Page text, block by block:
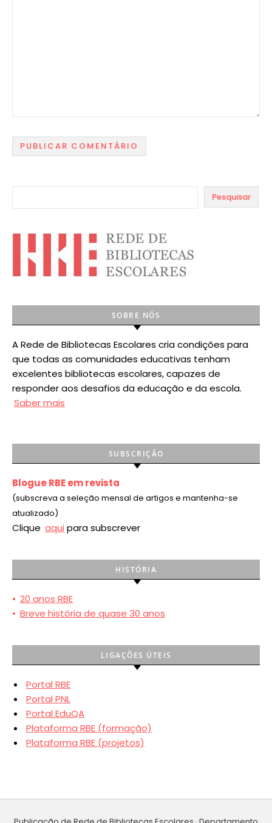
Pesquisar
SOBRE NÓS
A Rede de Bibliotecas Escolares cria condições para
que todas as comunidades educativas tenham
excelentes bibliotecas escolares, capazes de
responder aos desafios da educação e da escola.
Saber mais
SUBSCRIÇÃO
Blogue RBE em revista
(subscreva a seleção mensal de artigos e mantenha-se
atualizado)
Clique aqui para subscrever
HISTÓRIA
• 20 anos RBE
• Breve história de quase 30 anos
LIGAÇÕES ÚTEIS
Portal RBE
Portal PNL
Portal EduQA
Plataforma RBE (formação)
Plataforma RBE (projetos)